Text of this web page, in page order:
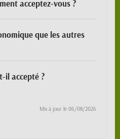
acceptez-vous ?
que les autres
il accepté ?
Mis à jour le 06/08/2026